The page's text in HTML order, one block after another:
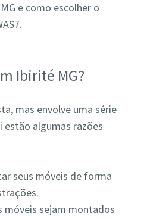
e como escolher o
Ibirité MG?
mas envolve uma série
estão algumas razões
seus móveis de forma
sejam montados